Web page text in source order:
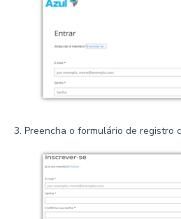
Preencha o formulário de registro